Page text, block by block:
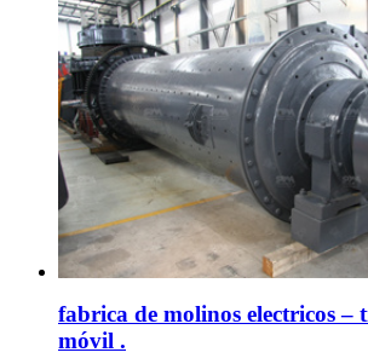
fabrica de molinos electricos
móvil .